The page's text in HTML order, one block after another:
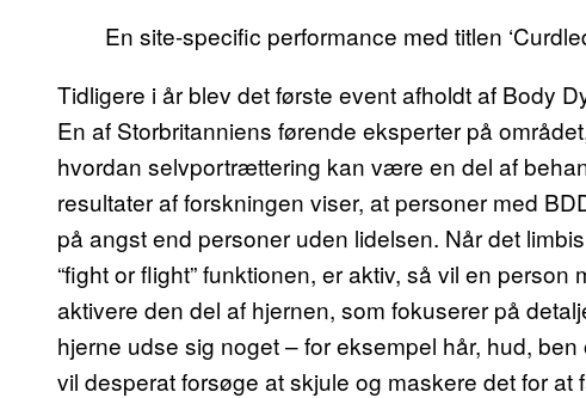
En site-specific performance med titlen
Tidligere i år blev det første event afholdt af Body
En af Storbritanniens førende eksperter på
hvordan selvportrættering kan være en del af
resultater af forskningen viser, at personer med
på angst end personer uden lidelsen. Når det
“fight or flight” funktionen, er aktiv, så vil en
aktivere den del af hjernen, som fokuserer på
hjerne udse sig noget – for eksempel hår, hud,
vil desperat forsøge at skjule og maskere det for